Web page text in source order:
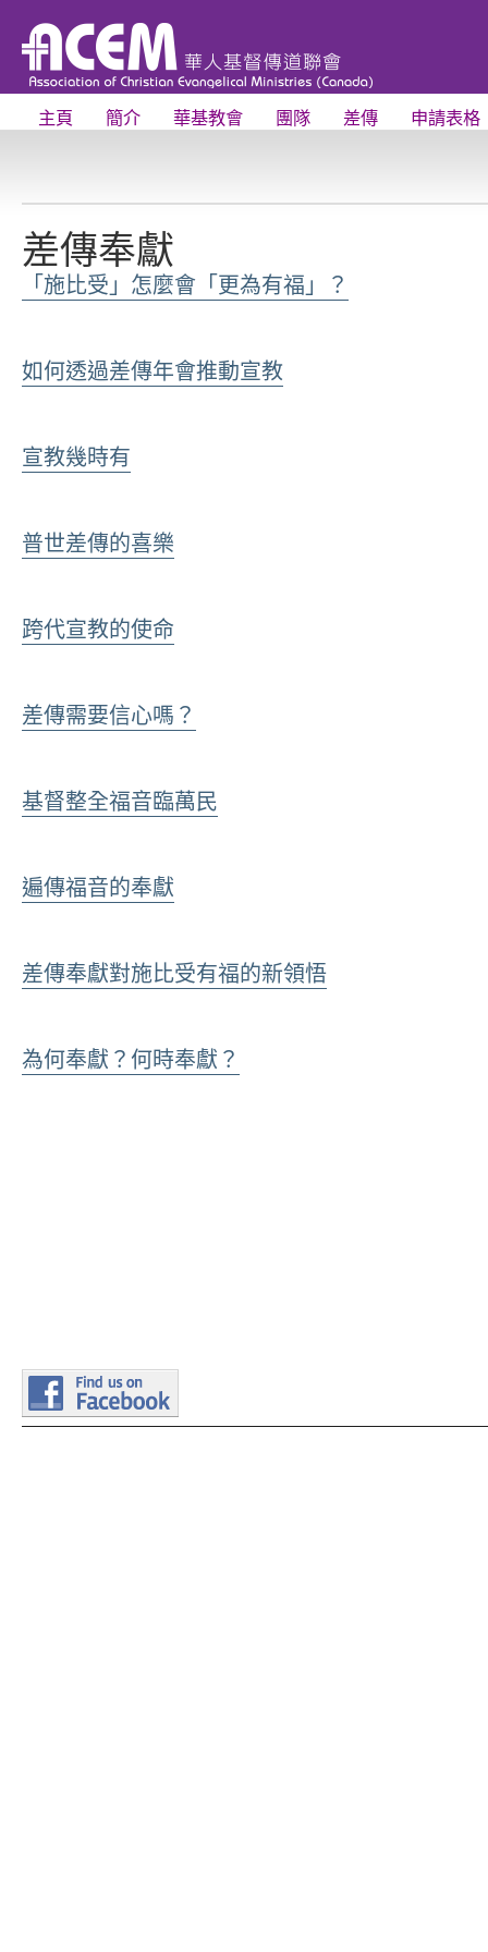
主頁 簡介 華基教會 團隊 差傳 申請表格
差傳奉獻
「施比受」怎麼會「更為有福」？
如何透過差傳年會推動宣教
宣教幾時有
普世差傳的喜樂
跨代宣教的使命
差傳需要信心嗎？
基督整全福音臨萬民
遍傳福音的奉獻
差傳奉獻對施比受有福的新領悟
為何奉獻？何時奉獻？